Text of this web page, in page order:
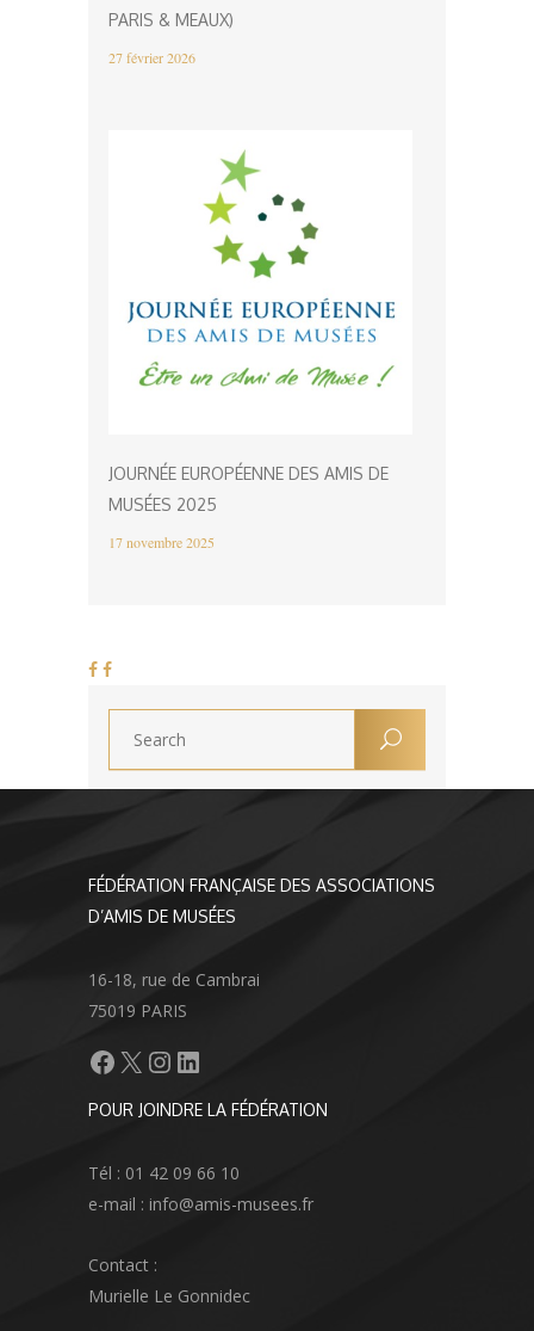
PARIS & MEAUX)
27 février 2026
JOURNÉE EUROPÉENNE DES AMIS DE
MUSÉES 2025
17 novembre 2025
FÉDÉRATION FRANÇAISE DES ASSOCIATIONS
D’AMIS DE MUSÉES
16-18, rue de Cambrai
75019 PARIS
Facebook
X Instagram
LinkedIn
POUR JOINDRE LA FÉDÉRATION
Tél : 01 42 09 66 10
e-mail : info@amis-musees.fr
Contact :
Murielle Le Gonnidec